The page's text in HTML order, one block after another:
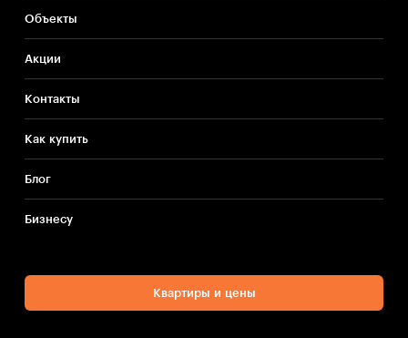
Объекты
Акции
Контакты
Как купить
Блог
Бизнесу
Квартиры и цены